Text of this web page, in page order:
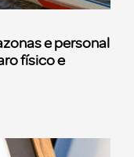
e personal
físico e